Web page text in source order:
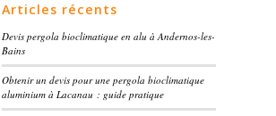
Articles récents
Devis pergola bioclimatique en alu à Andernos-les-
Bains
Obtenir un devis pour une pergola bioclimatique
aluminium à Lacanau : guide pratique